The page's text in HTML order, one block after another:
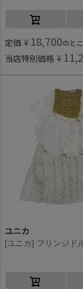
定価 ¥ 18,700のと
当店特別価格 ¥
ユニカ